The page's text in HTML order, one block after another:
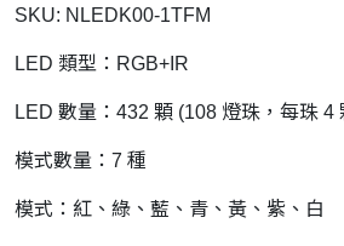
SKU: NLEDK00-1TFM
LED 類型：RGB+IR
LED 數量：432 顆 (108 燈珠，每珠 4
模式數量：7 種
模式：紅、綠、藍、青、黃、紫、白